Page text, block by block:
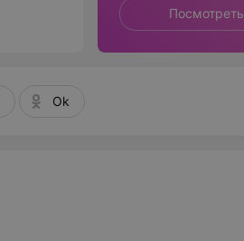
Посмотреть
Ok